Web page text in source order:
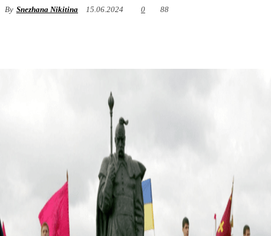
By Snezhana Nikitina 15.06.2024 0 88